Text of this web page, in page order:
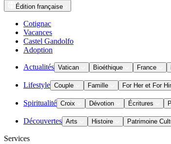
Édition française
Cotignac
Vacances
Castel Gandolfo
Adoption
Actualités Vatican Bioéthique France
Lifestyle Couple Famille For Her et For
Spiritualité Croix Dévotion Écritures
Découvertes Arts Histoire Patrimoine
Services